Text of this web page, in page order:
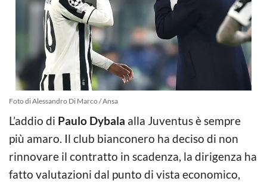
Foto di Alessandro Di Marco / Ansa
L’addio di Paulo Dybala alla Juventus è sempre
più amaro. Il club bianconero ha deciso di non
rinnovare il contratto in scadenza, la dirigenza ha
fatto valutazioni dal punto di vista economico,